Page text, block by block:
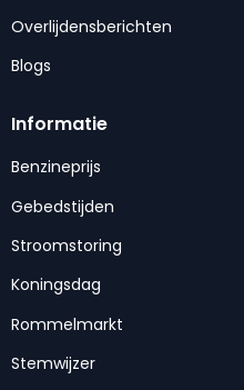
Overlijdensberichten
Blogs
Informatie
Benzineprijs
Gebedstijden
Stroomstoring
Koningsdag
Rommelmarkt
Stemwijzer